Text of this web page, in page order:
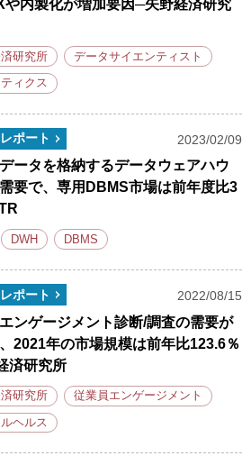
や内製化が増加要因─矢野経済研究
研究所 データサイエンティスト
ィクス
ポート 2023/02/09
ータを格納するデータウェアハウ
要で、専用DBMS市場は前年度比3
DWH DBMS
ポート 2022/08/15
ンゲージメント診断/調査の需要が
2021年の市場規模は前年比123.6％
済研究所
研究所 従業員エンゲージメント
ヘルス